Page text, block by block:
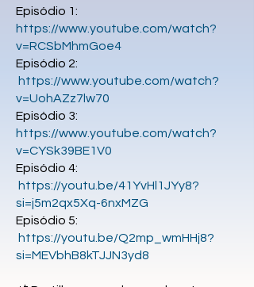
Episódio 1:
https://www.youtube.com/watch?
v=RCSbMhmGoe4
Episódio 2:
https://www.youtube.com/watch?
v=UohAZz7lw70
Episódio 3:
https://www.youtube.com/watch?
v=CYSk39BE1V0
Episódio 4:
https://youtu.be/41YvHl1JYy8?
si=j5m2qx5Xq-6nxMZG
Episódio 5:
https://youtu.be/Q2mp_wmHHj8?
si=MEVbhB8kTJJN3yd8